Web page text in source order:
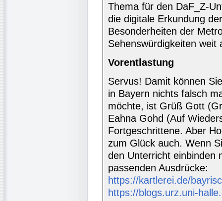
Thema für den DaF_Z-
die digitale Erkundung
Besonderheiten der
Sehenswürdigkeiten
Vorentlastung
Servus! Damit können
in Bayern nichts falsch
möchte, ist Grüß Gott
Eahna Gohd (Auf
Fortgeschrittene. Aber
zum Glück auch. Wenn
den Unterricht einbinden
passenden Ausdrücke:
https://kartlerei.de/
https://blogs.urz.uni-